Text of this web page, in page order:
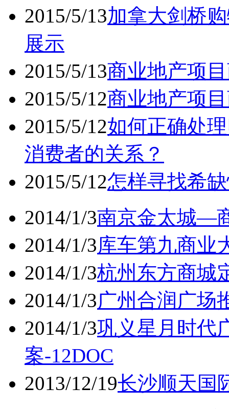
2015/5/13加拿大剑桥
展示
2015/5/13商业地产项
2015/5/12商业地产项
2015/5/12如何正确处
消费者的关系？
2015/5/12怎样寻找希
2014/1/3南京金太城—
2014/1/3库车第九商业
2014/1/3杭州东方商城
2014/1/3广州合润广场
2014/1/3巩义星月时代
案-12DOC
2013/12/19长沙顺天国